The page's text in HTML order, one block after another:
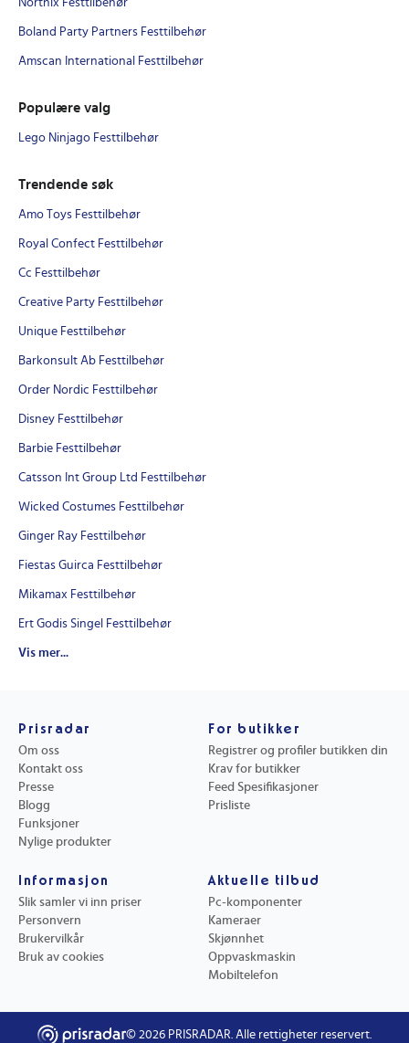
Northix Festtilbehør
Boland Party Partners Festtilbehør
Amscan International Festtilbehør
Populære valg
Lego Ninjago Festtilbehør
Trendende søk
Amo Toys Festtilbehør
Royal Confect Festtilbehør
Cc Festtilbehør
Creative Party Festtilbehør
Unique Festtilbehør
Barkonsult Ab Festtilbehør
Order Nordic Festtilbehør
Disney Festtilbehør
Barbie Festtilbehør
Catsson Int Group Ltd Festtilbehør
Wicked Costumes Festtilbehør
Ginger Ray Festtilbehør
Fiestas Guirca Festtilbehør
Mikamax Festtilbehør
Ert Godis Singel Festtilbehør
Smiffys Festtilbehør
Ring Bingo Ab Festtilbehør
Gadget Master Festtilbehør
Drinkstuff Festtilbehør
Brädspel.se / Spilbraet Festtilbehør
Vis mer...
Prisradar
Om oss
Kontakt oss
Presse
Blogg
Funksjoner
Nylige produkter
For butikker
Registrer og profiler butikken din
Krav for butikker
Feed Spesifikasjoner
Prisliste
Informasjon
Slik samler vi inn priser
Personvern
Brukervilkår
Bruk av cookies
Aktuelle tilbud
Pc-komponenter
Kameraer
Skjønnhet
Oppvaskmaskin
Mobiltelefon
© 2026 PRISRADAR. Alle rettigheter reservert.